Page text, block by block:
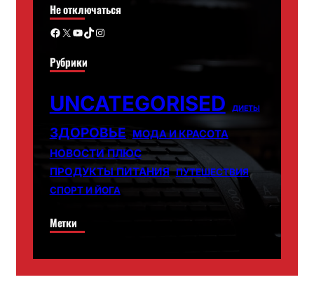
Не отключаться
Facebook X YouTube TikTok Instagram
Рубрики
UNCATEGORISED ДИЕТЫ
ЗДОРОВЬЕ МОДА И КРАСОТА
НОВОСТИ ПЛЮС
ПРОДУКТЫ ПИТАНИЯ ПУТЕШЕСТВИЯ
СПОРТ И ЙОГА
Метки